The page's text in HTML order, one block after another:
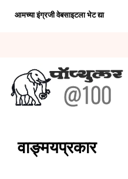
आमच्या इंग्रजी वेबसाइटला भेट द्या
वाङ्मयप्रकार